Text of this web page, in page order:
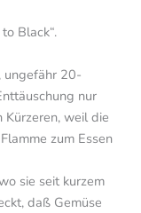
Black“.
ungefähr 20-
nur
weil die
zum Essen
sie seit kurzem
daß Gemüse